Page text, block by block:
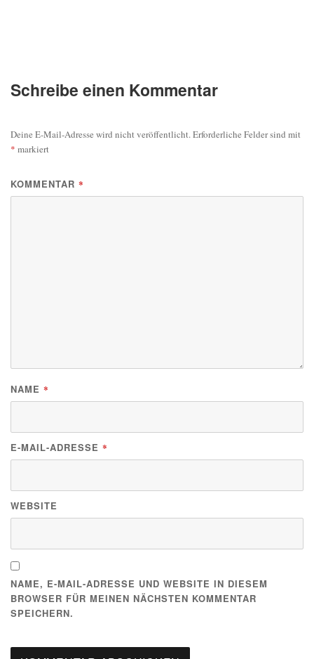
Schreibe einen Kommentar
Deine E-Mail-Adresse wird nicht veröffentlicht.Erforderliche Felder sind mit
* markiert
KOMMENTAR *
NAME *
E-MAIL-ADRESSE *
WEBSITE
NAME, E-MAIL-ADRESSE UND WEBSITE IN DIESEM
BROWSER FÜR MEINEN NÄCHSTEN KOMMENTAR
SPEICHERN.